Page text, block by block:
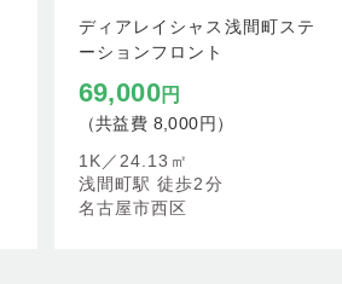
ディアレイシャス浅間町ステ
ーションフロント
69,000円
（共益費 8,000円）
名古屋市西区
1K／ 24.13㎡
浅間町駅 徒歩2分